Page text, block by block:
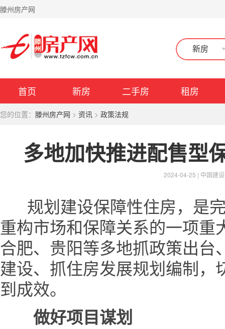
滕州房产网
新房
首页 新房 二手房 租房
您的位置： 滕州房产网 > 资讯 > 政策法规
多地加快推进配售型
2024-04-25 | 中国建
规划建设保障性住房，是
重构市场和保障关系的一项
合肥、贵阳等多地抓政策出台
建设、抓住房发展规划编制
到成效。
做好项目谋划